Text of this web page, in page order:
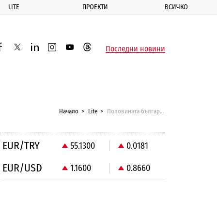
LITE ПРОЕКТИ ВСИЧКО
twitterlinkedininstagram
youtubethreadsПоследни новини
Начало Lite Половината българи ще гледат Олимпиадата
EUR/TRY 55.1300 0.0181
EUR/USD 1.1600 0.8660